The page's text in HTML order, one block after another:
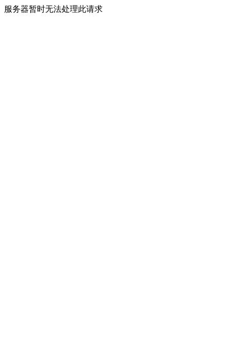
服务器暂时无法处理此请求